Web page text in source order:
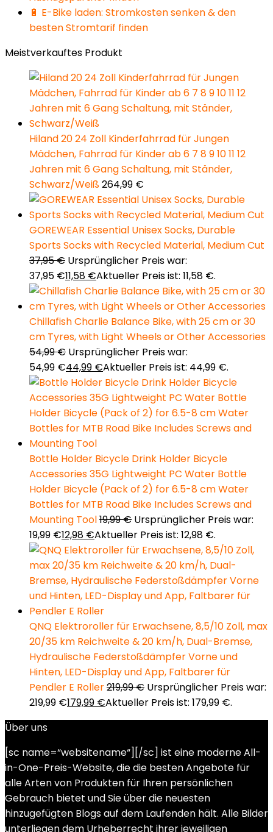
🔋 E-Bike laden: Stromkosten senken & den
besten Stromtarif finden
Meistverkauftes Produkt
Hiland 20 24 Zoll Kinderfahrrad für Jungen
Mädchen, Fahrrad für Kinder ab 6 7 8 9 10 11 12
Jahren mit 6 Gang Schaltung, mit Ständer,
Schwarz/Weiß264,99 €
GOREWEAR Essential Unisex Socks, Durable
Sports Socks with Recycled Material, Medium Cut
37,95€ Ursprünglicher Preis war:
37,95 €11,58 €Aktueller Preis ist: 11,58 €.
Chillafish Charlie Balance Bike, with 25 cm or 30
cm Tyres, with Light Wheels or Other Accessories
54,99€ Ursprünglicher Preis war:
54,99 €44,99 €Aktueller Preis ist: 44,99 €.
Bottle Holder Bicycle Drink Holder Bicycle
Accessories 35G Lightweight PC Water Bottle
Holder Bicycle (Pack of 2) for 6.5-8 cm Water
Bottles for MTB Road Bike Includes Screws and
Mounting Tool19,99€ Ursprünglicher Preis war:
19,99 €12,98 €Aktueller Preis ist: 12,98 €.
QNQ Elektroroller für Erwachsene, 8,5/10 Zoll, max
20/35 km Reichweite & 20 km/h, Dual-Bremse,
Hydraulische Federstoßdämpfer Vorne und
Hinten, LED-Display und App, Faltbarer für
Pendler E Roller219,99€ Ursprünglicher Preis war:
219,99 €179,99 €Aktueller Preis ist: 179,99 €.
Über uns
[sc name=“websitename“][/sc] ist eine moderne All-
in-One-Preis-Website, die die besten Angebote für
alle Arten von Produkten für Ihren persönlichen
Gebrauch bietet und Sie über die neuesten
hinzugefügten Blogs auf dem Laufenden hält. Alle Bilder
unterliegen dem Urheberrecht ihrer jeweiligen